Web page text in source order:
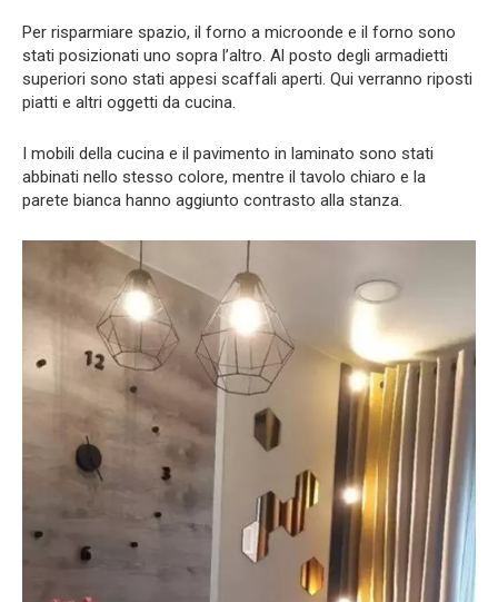
Per risparmiare spazio, il forno a microonde e il forno sono
stati posizionati uno sopra l’altro. Al posto degli armadietti
superiori sono stati appesi scaffali aperti. Qui verranno riposti
piatti e altri oggetti da cucina.
I mobili della cucina e il pavimento in laminato sono stati
abbinati nello stesso colore, mentre il tavolo chiaro e la
parete bianca hanno aggiunto contrasto alla stanza.